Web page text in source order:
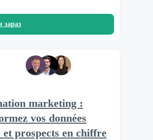
зараз
marketing :
vos données
et prospects en chiffre